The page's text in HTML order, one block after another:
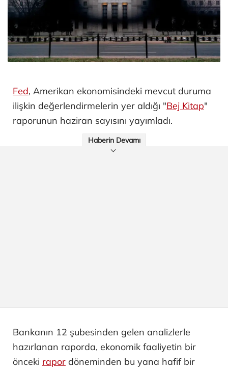
Fed, Amerikan ekonomisindeki mevcut duruma
ilişkin değerlendirmelerin yer aldığı "Bej Kitap"
raporunun haziran sayısını yayımladı.
Haberin Devamı
Bankanın 12 şubesinden gelen analizlerle
hazırlanan raporda, ekonomik faaliyetin bir
önceki rapor döneminden bu yana hafif bir